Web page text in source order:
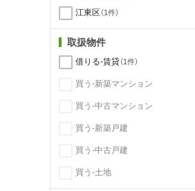
江東区 （1件）
取扱物件
借りる-賃貸（1件）
買う-新築マンション
買う-中古マンション
買う-新築戸建
買う-中古戸建
買う-土地